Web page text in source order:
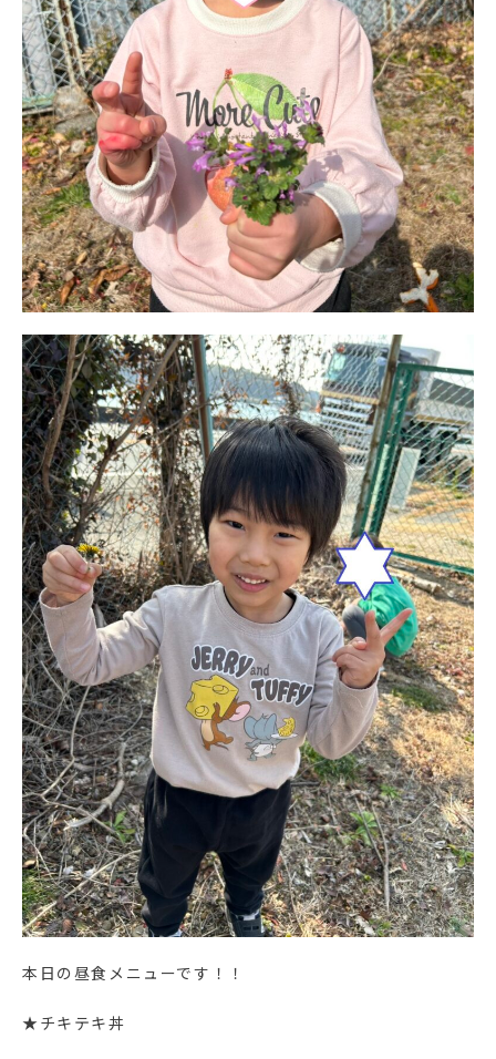
本日の昼食メニューです！！
★チキテキ丼